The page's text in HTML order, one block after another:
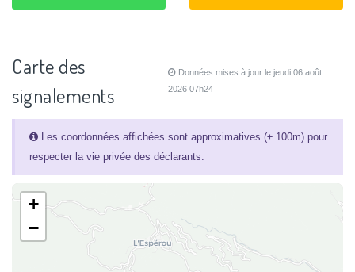
Carte des
signalements
Données mises à jour le jeudi 06 août
2026 07h24
Les coordonnées affichées sont approximatives (± 100m) pour
respecter la vie privée des déclarants.
+
−